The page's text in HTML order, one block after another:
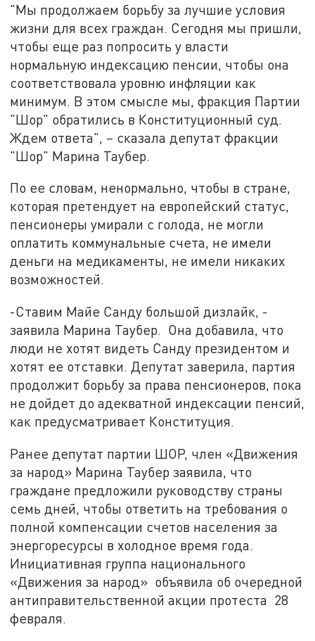
"Мы продолжаем борьбу за лучшие условия
жизни для всех граждан. Сегодня мы пришли,
чтобы еще раз попросить у власти
нормальную индексацию пенсии, чтобы она
соответствовала уровню инфляции как
минимум. В этом смысле мы, фракция Партии
"Шор" обратились в Конституционный суд.
Ждем ответа", – сказала депутат фракции
"Шор" Марина Таубер.
По ее словам, ненормально, чтобы в стране,
которая претендует на европейский статус,
пенсионеры умирали с голода, не могли
оплатить коммунальные счета, не имели
деньги на медикаменты, не имели никаких
возможностей.
-Ставим Майе Санду большой дизлайк, -
заявила Марина Таубер. Она добавила, что
люди не хотят видеть Санду президентом и
хотят ее отставки. Депутат заверила, партия
продолжит борьбу за права пенсионеров, пока
не дойдет до адекватной индексации пенсий,
как предусматривает Конституция.
Ранее депутат партии ШОР, член «Движения
за народ» Марина Таубер заявила, что
граждане предложили руководству страны
семь дней, чтобы ответить на требования о
полной компенсации счетов населения за
энергоресурсы в холодное время года.
Инициативная группа национального
«Движения за народ» объявила об очередной
антиправительственной акции протеста 28
февраля.